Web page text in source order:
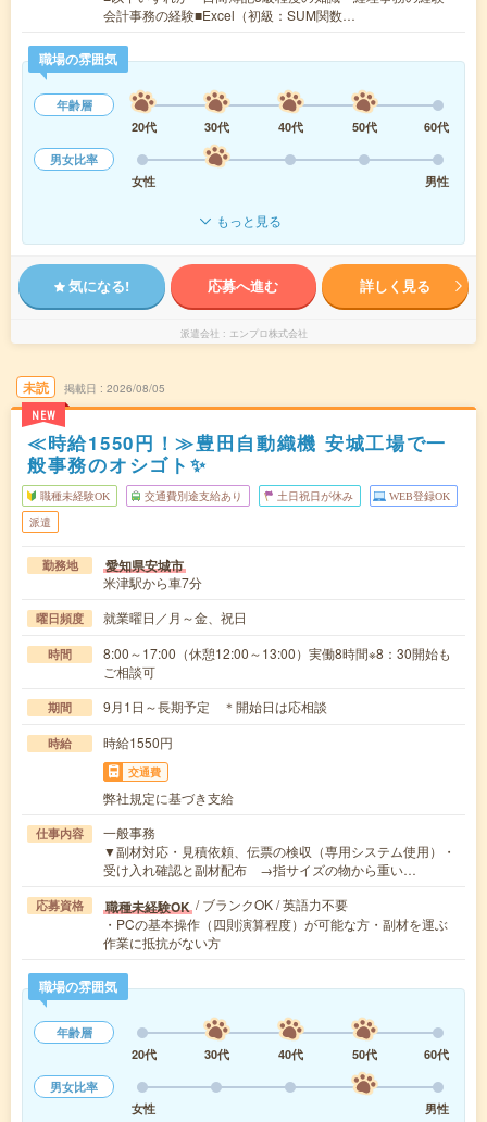
会計事務の経験■Excel（初級：SUM関数…
職場の雰囲気
年齢層
20代
30代 40代 50代
60代
男女比率
女性
男性
もっと見る
気になる! 応募へ進む 詳しく見る
派遣会社 エンプロ株式会社
未読
NEW
掲載日 2026/08/05
≪時給1550円！≫豊田自動織機 安城工場で一
般事務のオシゴト✨
職種未経験OK 交通費別途支給あり 土日祝日が休み WEB登録OK
派遣
勤務地 愛知県安城市
米津駅から車7分
曜日頻度 就業曜日／月～金、祝日
時間
8:00～17:00（休憩12:00～13:00）実働8時間※8：30開始も
ご相談可
期間 9月1日～長期予定 ＊開始日は応相談
時給 時給1550円
交通費
弊社規定に基づき支給
仕事内容
一般事務
▼副材対応・見積依頼、伝票の検収（専用システム使用）・
受け入れ確認と副材配布 →指サイズの物から重い…
応募資格 職種未経験OK / ブランクOK / 英語力不要
・PCの基本操作（四則演算程度）が可能な方・副材を運ぶ
作業に抵抗がない方
職場の雰囲気
年齢層
20代
30代 40代 50代
60代
男女比率
女性
男性